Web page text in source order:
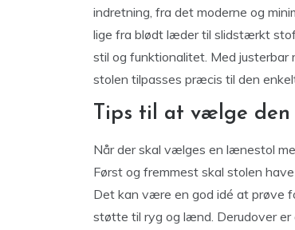
indretning, fra det moderne og
lige fra blødt læder til slidstærkt
stil og funktionalitet. Med
stolen tilpasses præcis til den
Tips til at vælge
Når der skal vælges en lænestol
Først og fremmest skal stolen
Det kan være en god idé at prøve
støtte til ryg og lænd. Derudover